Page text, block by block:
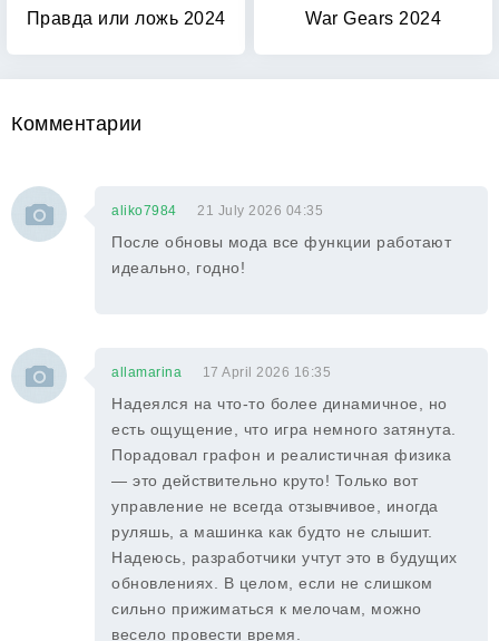
Правда или ложь 2024 War Gears 2024
Комментарии
aliko7984 21 July 2026 04:35
После обновы мода все функции работают
идеально, годно!
allamarina 17 April 2026 16:35
Надеялся на что-то более динамичное, но
есть ощущение, что игра немного затянута.
Порадовал графон и реалистичная физика
— это действительно круто! Только вот
управление не всегда отзывчивое, иногда
руляшь, а машинка как будто не слышит.
Надеюсь, разработчики учтут это в будущих
обновлениях. В целом, если не слишком
сильно прижиматься к мелочам, можно
весело провести время.